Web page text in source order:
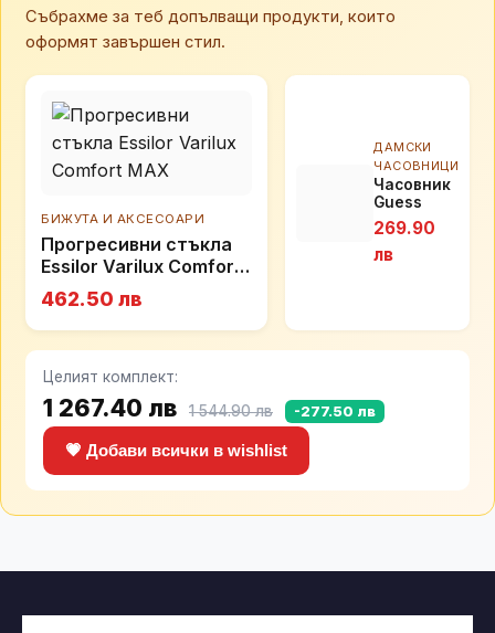
Събрахме за теб допълващи продукти, които
оформят завършен стил.
БИЖУТА И АКСЕСОАРИ
Прогресивни стъкла
Essilor Varilux Comfort
MAX
462.50 лв
ДАМСКИ
ЧАСОВНИЦИ
Часовник
Guess
GW0695L3
269.90
лв
Целият комплект:
1 267.40 лв 1 544.90 лв -277.50 лв
💗 Добави всички в wishlist